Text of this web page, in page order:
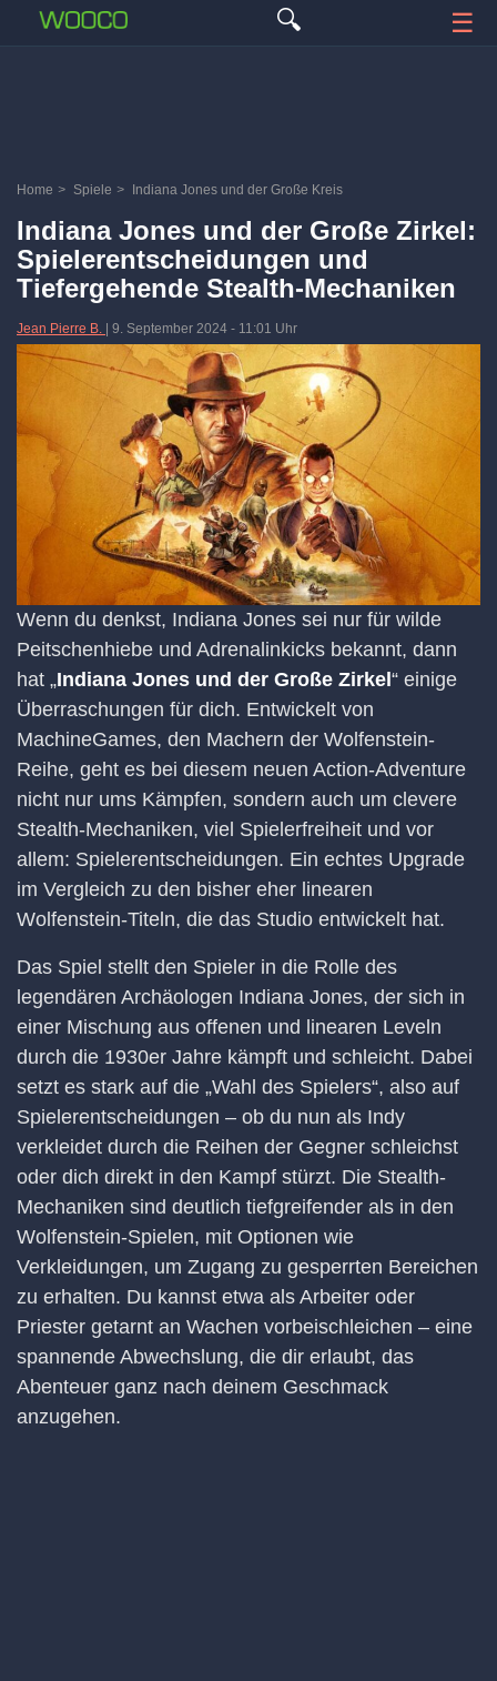
🔍 ☰
Home > Spiele > Indiana Jones und der Große Kreis
Indiana Jones und der Große Zirkel:
Spielerentscheidungen und
Tiefergehende Stealth-Mechaniken
Jean Pierre B. 9. September 2024 - 11:01 Uhr
Wenn du denkst, Indiana Jones sei nur für wilde
Peitschenhiebe und Adrenalinkicks bekannt, dann
hat „Indiana Jones und der Große Zirkel “ einige
Überraschungen für dich. Entwickelt von
MachineGames, den Machern der Wolfenstein-
Reihe, geht es bei diesem neuen Action-Adventure
nicht nur ums Kämpfen, sondern auch um clevere
Stealth-Mechaniken, viel Spielerfreiheit und vor
allem: Spielerentscheidungen. Ein echtes Upgrade
im Vergleich zu den bisher eher linearen
Wolfenstein-Titeln, die das Studio entwickelt hat.
Das Spiel stellt den Spieler in die Rolle des
legendären Archäologen Indiana Jones, der sich in
einer Mischung aus offenen und linearen Leveln
durch die 1930er Jahre kämpft und schleicht. Dabei
setzt es stark auf die „Wahl des Spielers“, also auf
Spielerentscheidungen – ob du nun als Indy
verkleidet durch die Reihen der Gegner schleichst
oder dich direkt in den Kampf stürzt. Die Stealth-
Mechaniken sind deutlich tiefgreifender als in den
Wolfenstein-Spielen, mit Optionen wie
Verkleidungen, um Zugang zu gesperrten Bereichen
zu erhalten. Du kannst etwa als Arbeiter oder
Priester getarnt an Wachen vorbeischleichen – eine
spannende Abwechslung, die dir erlaubt, das
Abenteuer ganz nach deinem Geschmack
anzugehen.